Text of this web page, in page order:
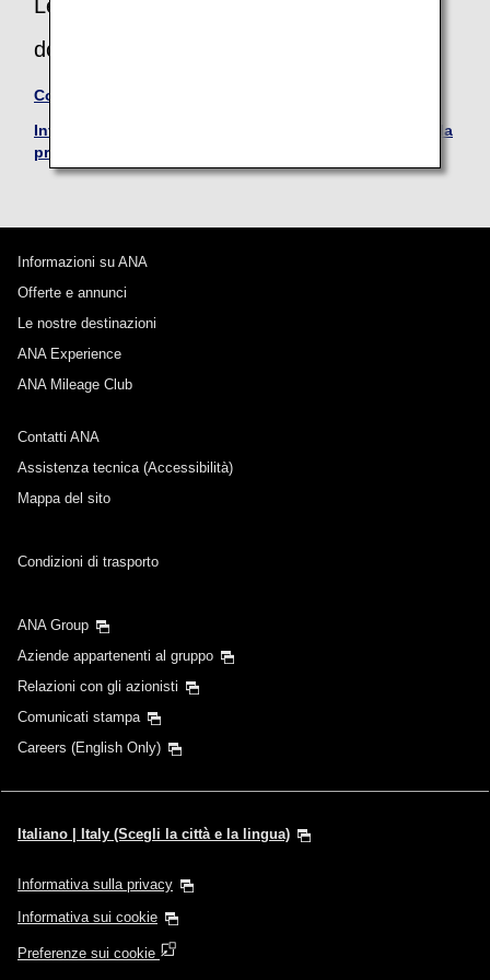
Leggi attentamente anche questo
documento
Condizioni di trasporto
Informazioni sull'immissione del nome al momento della
prenotazione
Informazioni su ANA
Offerte e annunci
Le nostre destinazioni
ANA Experience
ANA Mileage Club
Contatti ANA
Assistenza tecnica (Accessibilità)
Mappa del sito
Condizioni di trasporto
ANA Group
Aziende appartenenti al gruppo
Relazioni con gli azionisti
Comunicati stampa
Careers (English Only)
Italiano | Italy (Scegli la città e la lingua)
Informativa sulla privacy
Informativa sui cookie
Preferenze sui cookie